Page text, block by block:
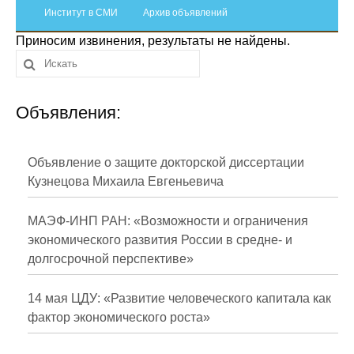
Отчетность
Противодействие коррупции
Материалы для СМИ
Публикации
Научная жизнь
Проблемы прогнозирования
О журнале
Номера журналов
Институт в СМИ Архив объявлений
Приносим извинения, результаты не найдены.
Объявления:
Объявление о защите докторской диссертации
Кузнецова Михаила Евгеньевича
МАЭФ-ИНП РАН: «Возможности и ограничения
экономического развития России в средне- и
долгосрочной перспективе»
14 мая ЦДУ: «Развитие человеческого капитала как
фактор экономического роста»